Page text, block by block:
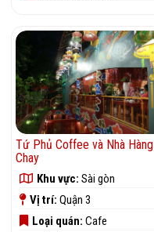
Tứ Phủ Coffee và Nhà Hàng
Chay
Khu vực: Sài gòn
Vị trí: Quận 3
Loại quán: Cafe